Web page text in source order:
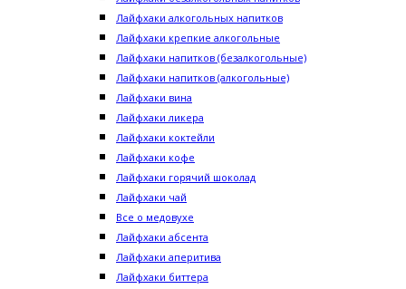
Лайфхаки алкогольных напитков
Лайфхаки крепкие алкогольные
Лайфхаки напитков (безалкогольные)
Лайфхаки напитков (алкогольные)
Лайфхаки вина
Лайфхаки ликера
Лайфхаки коктейли
Лайфхаки кофе
Лайфхаки горячий шоколад
Лайфхаки чай
Все о медовухе
Лайфхаки абсента
Лайфхаки аперитива
Лайфхаки биттера